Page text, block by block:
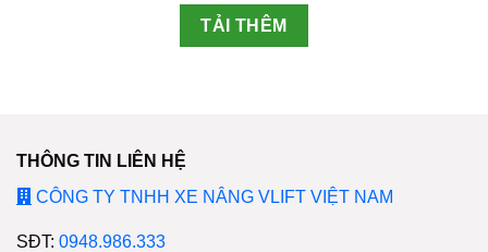
TẢI THÊM
THÔNG TIN LIÊN HỆ
CÔNG TY TNHH XE NÂNG VLIFT VIỆT NAM
SĐT: 0948.986.333